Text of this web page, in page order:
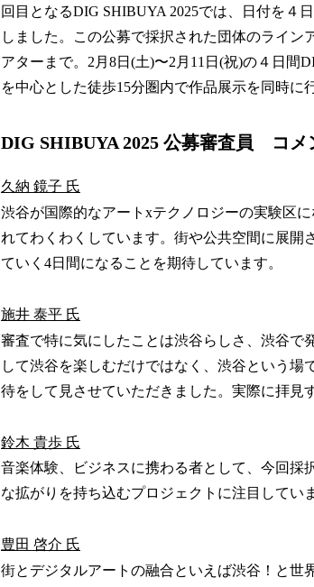
回目となるDIG SHIBUYA 2025では、日付を４
しました。この公募で採択された団体のライ
アターまで。2月8日(土)〜2月11日(祝)の４日間
を中心とした徒歩15分圏内で作品展示を同時に
DIG SHIBUYA 2025 公募審査員 コメ
久納 鏡子 氏
渋谷が国際的なアートxテクノロジーの実験区
れてわくわくしています。街や公共空間に展開
ていく4日間になることを期待しています。
施井 泰平 氏
審査で特に気にしたことは渋谷らしさ、渋谷で
して渋谷を楽しむだけではなく、渋谷という
待をして見させていただきました。実際に拝見
鈴木 貴歩 氏
音楽体験、ビジネスに携わる者として、今回採
な拡がりを持ち込むプロジェクトに注目してい
豊田 啓介 氏
街とデジタルアートの融合といえば渋谷！と世